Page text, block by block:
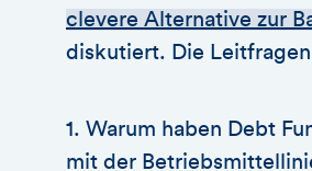
clevere Alternative zur
diskutiert. Die
1. Warum haben Debt
mit der